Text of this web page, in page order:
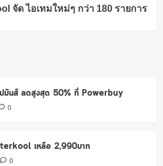
จัด ไอเทมใหม่ๆ กว่า 180 รายการ
นส์ ลดสูงสุด 50% ที่ Powerbuy
0
เหลือ 2,990บาท
0